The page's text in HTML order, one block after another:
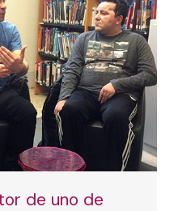
de uno de